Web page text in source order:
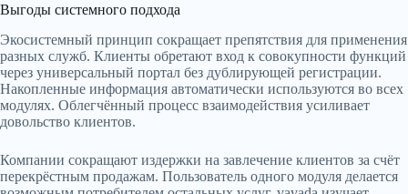
Выгоды системного подхода
Экосистемный принцип сокращает препятствия для применения
разных служб. Клиенты обретают вход к совокупности функций
через универсальный портал без дублирующей регистрации.
Накопленные информация автоматически используются во всех
модулях. Облегчённый процесс взаимодействия усиливает
довольство клиентов.
Компании сокращают издержки на завлечение клиентов за счёт
перекрёстным продажам. Пользователь одного модуля делается